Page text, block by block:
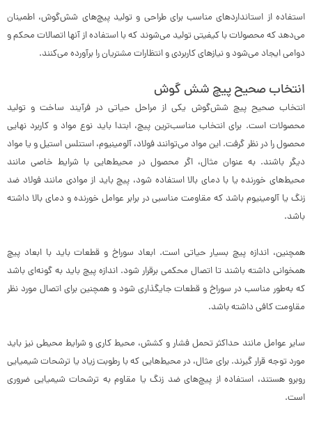
استفاده از استانداردهای مناسب برای طراحی و تولید پیچ‌های شش‌گوش، اطمینان
می‌دهد که محصولات با کیفیتی تولید می‌شوند که با استفاده از آنها اتصالات محکم و
دوامی ایجاد می‌شود و نیازهای کاربردی و انتظارات مشتریان را برآورده می‌کنند.
انتخاب صحیح پیچ شش گوش
انتخاب صحیح پیچ شش‌گوش یکی از مراحل حیاتی در فرآیند ساخت و تولید
محصولات است. برای انتخاب مناسب‌ترین پیچ، ابتدا باید نوع مواد و کاربرد نهایی
محصول را در نظر گرفت. این مواد می‌توانند فولاد، آلومینیوم، استنلس استیل و یا مواد
دیگر باشند. به عنوان مثال، اگر محصول در محیط‌هایی با شرایط خاصی مانند
محیط‌های خورنده یا با دمای بالا استفاده شود، پیچ باید از موادی مانند فولاد ضد
زنگ یا آلومینیوم باشد که مقاومت مناسبی در برابر عوامل خورنده و دمای بالا داشته
باشد.
همچنین، اندازه پیچ بسیار حیاتی است. ابعاد سوراخ و قطعات باید با ابعاد پیچ
همخوانی داشته باشند تا اتصال محکمی برقرار شود. اندازه پیچ باید به گونه‌ای باشد
که به‌طور مناسب در سوراخ و قطعات جایگذاری شود و همچنین برای اتصال مورد نظر
مقاومت کافی داشته باشد.
سایر عوامل مانند حداکثر تحمل فشار و کشش، محیط کاری و شرایط محیطی نیز باید
مورد توجه قرار گیرند. برای مثال، در محیط‌هایی که با رطوبت زیاد یا ترشحات شیمیایی
روبرو هستند، استفاده از پیچ‌های ضد زنگ یا مقاوم به ترشحات شیمیایی ضروری
است.